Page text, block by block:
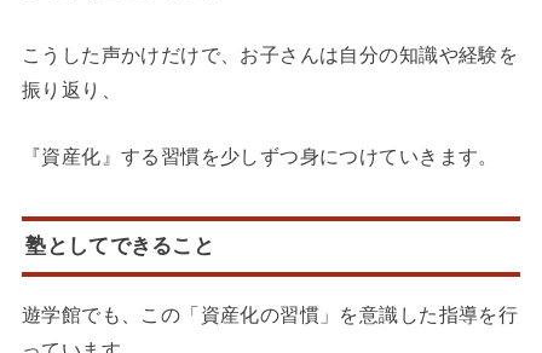
こうした声かけだけで、お子さんは自分の知識や経験を
振り返り、
『資産化』する習慣を少しずつ身につけていきます。
塾としてできること
遊学館でも、この「資産化の習慣」を意識した指導を行